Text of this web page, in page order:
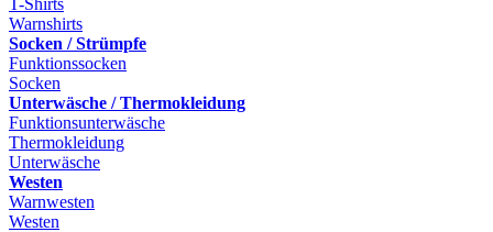
T-Shirts
Warnshirts
Socken / Strümpfe
Funktionssocken
Socken
Unterwäsche / Thermokleidung
Funktionsunterwäsche
Thermokleidung
Unterwäsche
Westen
Warnwesten
Westen